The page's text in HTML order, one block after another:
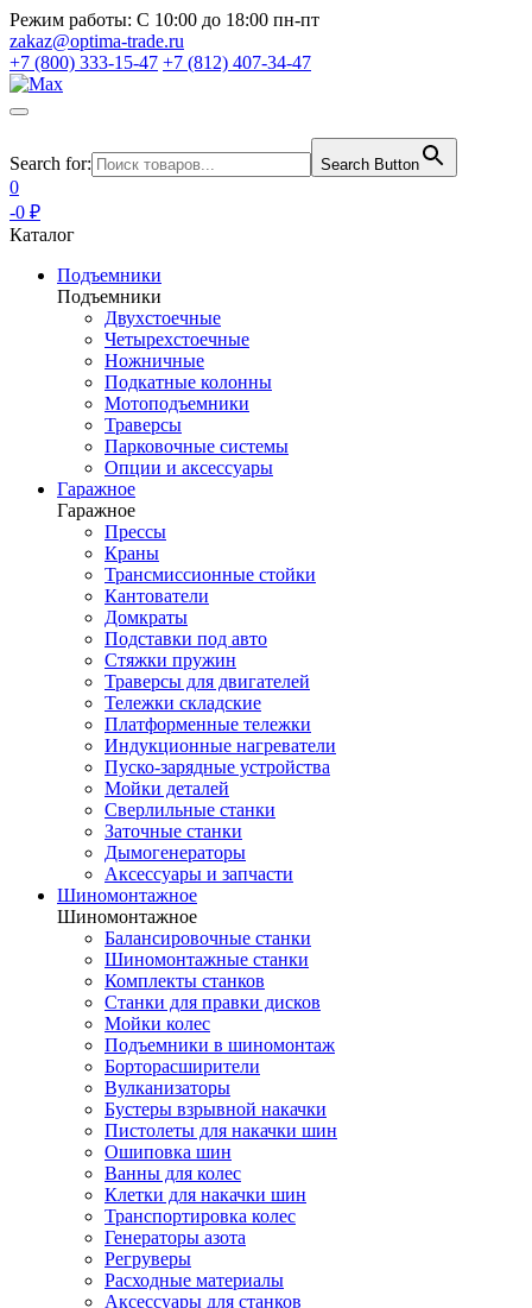
Режим работы: С 10:00 до 18:00 пн-пт
zakaz@optima-trade.ru
+7 (800) 333-15-47 +7 (812) 407-34-47
Search for: Search Button
0
-0 ₽
Каталог
Подъемники
Подъемники
Двухстоечные
Четырехстоечные
Ножничные
Подкатные колонны
Мотоподъемники
Траверсы
Парковочные системы
Опции и аксессуары
Гаражное
Гаражное
Прессы
Краны
Трансмиссионные стойки
Кантователи
Домкраты
Подставки под авто
Стяжки пружин
Траверсы для двигателей
Тележки складские
Платформенные тележки
Индукционные нагреватели
Пуско-зарядные устройства
Мойки деталей
Сверлильные станки
Заточные станки
Дымогенераторы
Аксессуары и запчасти
Шиномонтажное
Шиномонтажное
Балансировочные станки
Шиномонтажные станки
Комплекты станков
Станки для правки дисков
Мойки колес
Подъемники в шиномонтаж
Борторасширители
Вулканизаторы
Бустеры взрывной накачки
Пистолеты для накачки шин
Ошиповка шин
Ванны для колес
Клетки для накачки шин
Транспортировка колес
Генераторы азота
Регруверы
Расходные материалы
Аксессуары для станков